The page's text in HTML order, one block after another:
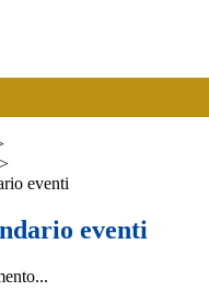
>
eventi
eventi